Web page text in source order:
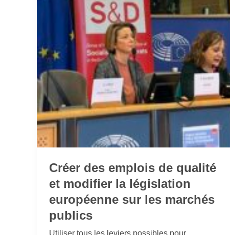
Créer des emplois de qualité
et modifier la législation
européenne sur les marchés
publics
Utiliser tous les leviers possibles pour
européenne
sur
marchés
publics